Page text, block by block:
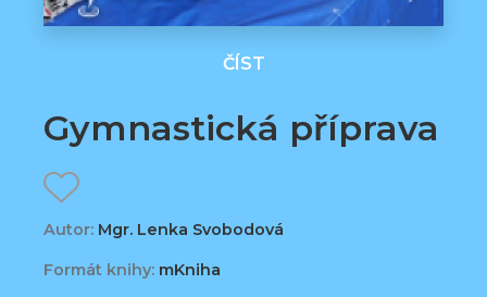
ČÍST
Gymnastická příprava
Autor: Mgr. Lenka Svobodová
Formát knihy: mKniha